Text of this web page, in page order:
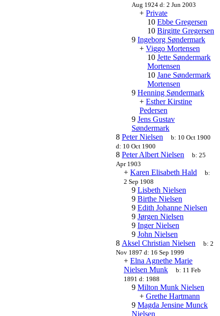
Aug 1924 d: 2 Jun 2003
+ Private
10 Ebbe Gregersen
10 Birgitte Gregersen
9 Ingeborg Søndermark
+ Viggo Mortensen
10 Jette Søndermark
Mortensen
10 Jane Søndermark
Mortensen
9 Henning Søndermark
+ Esther Kirstine
Pedersen
9 Jens Gustav
Søndermark
8 Peter Nielsen b: 10 Oct 1900
d: 10 Oct 1900
8 Peter Albert Nielsen b:25
Apr 1903
+ Karen Elisabeth Hald
b:
2 Sep 1908
9 Lisbeth Nielsen
9 Birthe Nielsen
9 Edith Johanne Nielsen
9 Jørgen Nielsen
9 Inger Nielsen
9 John Nielsen
8 Aksel Christian Nielsen b:2
Nov 1897 d: 16 Sep 1999
+ Elna Agnethe Marie
Nielsen Munk
b: 11 Feb
1891 d: 1988
9 Milton Munk Nielsen
+ Grethe Hartmann
9 Magda Jensine Munck
Nielsen